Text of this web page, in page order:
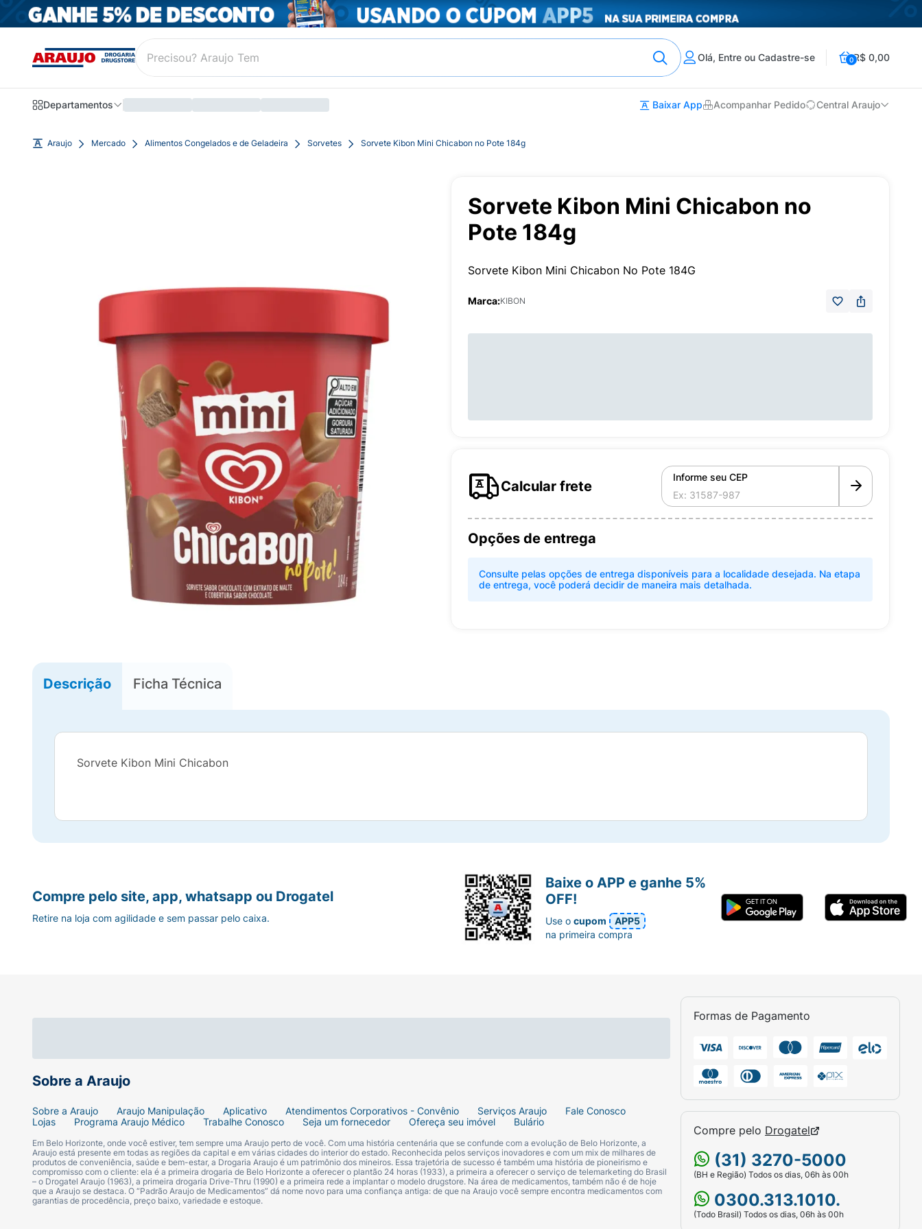
Olá, Entre ou Cadastre-se 0R$ 0,00
Departamentos Baixar App Acompanhar Pedido Central Araujo
Araujo Mercado Alimentos Congelados e de Geladeira Sorvetes Sorvete Kibon Mini Chicabon no Pote 184g
Sorvete Kibon Mini Chicabon no
Pote 184g
Sorvete Kibon Mini Chicabon No Pote 184G
Marca:KIBON
Calcular frete
Informe seu CEP
Opções de entrega
Consulte pelas opções de entrega disponíveis para a localidade desejada. Na etapa
de entrega, você poderá decidir de maneira mais detalhada.
Descrição Ficha Técnica
Sorvete Kibon Mini Chicabon
Sobre a Araujo
Sobre a Araujo Araujo Manipulação Aplicativo Atendimentos Corporativos - Convênio Serviços Araujo
Fale Conosco
Lojas
Programa Araujo Médico Trabalhe Conosco Seja um fornecedor Ofereça seu imóvel Bulário
Em Belo Horizonte, onde você estiver, tem sempre uma Araujo perto de você. Com uma história centenária que se confunde com a evolução de Belo Horizonte, a
Araujo está presente em todas as regiões da capital e em várias cidades do interior do estado. Reconhecida pelos serviços inovadores e com um mix de milhares de
produtos de conveniência, saúde e bem-estar, a Drogaria Araujo é um patrimônio dos mineiros. Essa trajetória de sucesso é também uma história de pioneirismo e
compromisso com o cliente: ela é a primeira drogaria de Belo Horizonte a oferecer o plantão 24 horas (1933), a primeira a oferecer o serviço de telemarketing do Brasil
– o Drogatel Araujo (1963), a primeira drogaria Drive-Thru (1990) e a primeira rede a implantar o modelo drugstore. Na área de medicamentos, também não é de hoje
que a Araujo se destaca. O “Padrão Araujo de Medicamentos” dá nome novo para uma confiança antiga: de que na Araujo você sempre encontra medicamentos com
garantias de procedência, preço baixo, variedade e estoque.
Formas de Pagamento
Compre pelo Drogatel
(31) 3270-5000
(BH e Região) Todos os dias, 06h às 00h
0300.313.1010.
(Todo Brasil) Todos os dias, 06h às 00h
Compre pelo site, app, whatsapp ou Drogatel
Retire na loja com agilidade e sem passar pelo caixa.
Baixe o APP e ganhe 5%
OFF!
Use ocupom
APP5
na primeira compra